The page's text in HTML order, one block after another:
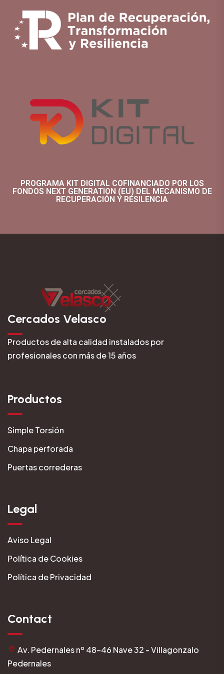
PROGRAMA KIT DIGITAL COFINANCIADO POR LOS
FONDOS NEXT GENERATION (EU) DEL MECANISMO DE
RECUPERACIÓN Y RESILENCIA
Cercados Velasco
Productos de alta calidad instalados por
profesionales con más de 15 años
Productos
Simple Torsión
Chapa perforada
Puertas correderas
Legal
Aviso Legal
Política de Cookies
Política de Privacidad
Contact
Av. Pedernales nº 48-46 Nave 32 - Villagonzalo
Pedernales